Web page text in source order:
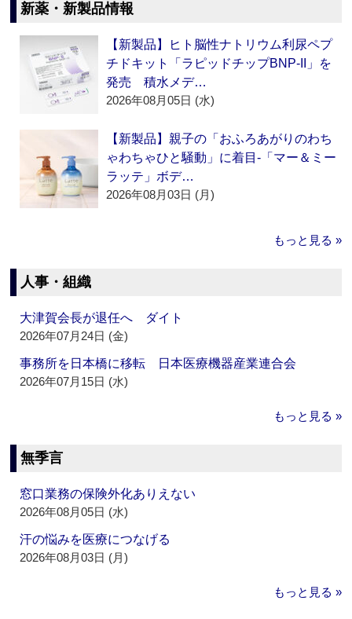
新薬・新製品情報
【新製品】ヒト脳性ナトリウム利尿ペプ
チドキット「ラピッドチップBNP-II」を
発売 積水メデ…
2026年08月05日 (水)
【新製品】親子の「おふろあがりのわち
ゃわちゃひと騒動」に着目‐「マー＆ミー
ラッテ」ボデ…
2026年08月03日 (月)
もっと見る »
人事・組織
大津賀会長が退任へ ダイト
2026年07月24日 (金)
事務所を日本橋に移転 日本医療機器産業連合会
2026年07月15日 (水)
もっと見る »
無季言
窓口業務の保険外化ありえない
2026年08月05日 (水)
汗の悩みを医療につなげる
2026年08月03日 (月)
もっと見る »